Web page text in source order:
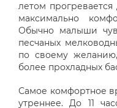
летом прогревается
максимально
Обычно малыши
песчаных
по своему
более прохладных
Самое комфортное
утреннее. До 11